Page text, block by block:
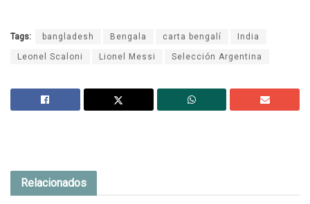
Tags: bangladesh Bengala carta bengalí India
Leonel Scaloni Lionel Messi Selección Argentina
Relacionados